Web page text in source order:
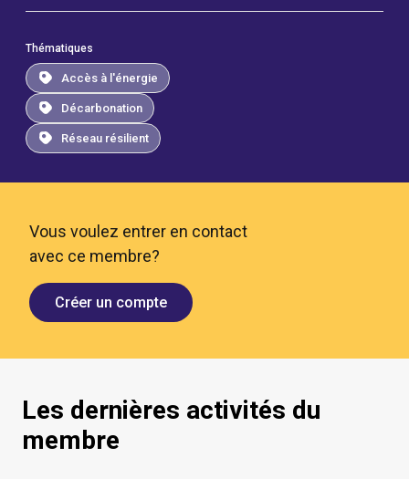
Thématiques
Accès à l'énergie
Décarbonation
Réseau résilient
Vous voulez entrer en contact
avec ce membre?
Créer un compte
Les dernières activités du
membre